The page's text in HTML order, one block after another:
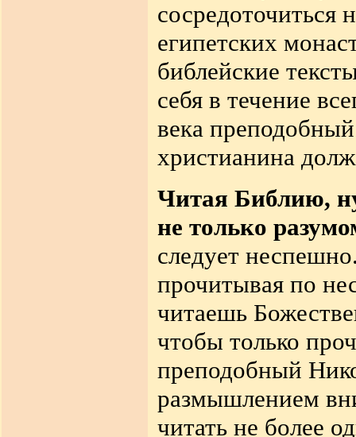
сосредоточиться
египетских
библейские
себя в течение
века
христианина
Читая Библию,
не только
следует
прочитывая по
читаешь
чтобы только
преподобный
размышлением
читать не более